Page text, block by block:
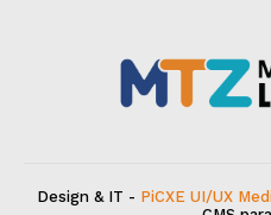
Design & IT - PiCXE UI/UX